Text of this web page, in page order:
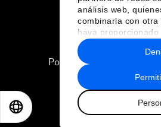
análisis web,
combinarla con
haya
recopilado a partir
hecho de sus
Política de privacidad y
Sitemap
2026 Foro